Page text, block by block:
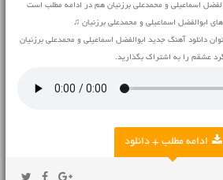
اسماعیلی و محمدعلی برزنیان هم در ادامه مطلب است
ابوالفضل اسماعیلی و محمدعلی برزنیان ♫
دانلود آهنگ جدید ابوالفضل اسماعیلی و محمدعلی برزنیان
عشقم را به اشتراک بگذارید.
ادامه مطلب + دانلود